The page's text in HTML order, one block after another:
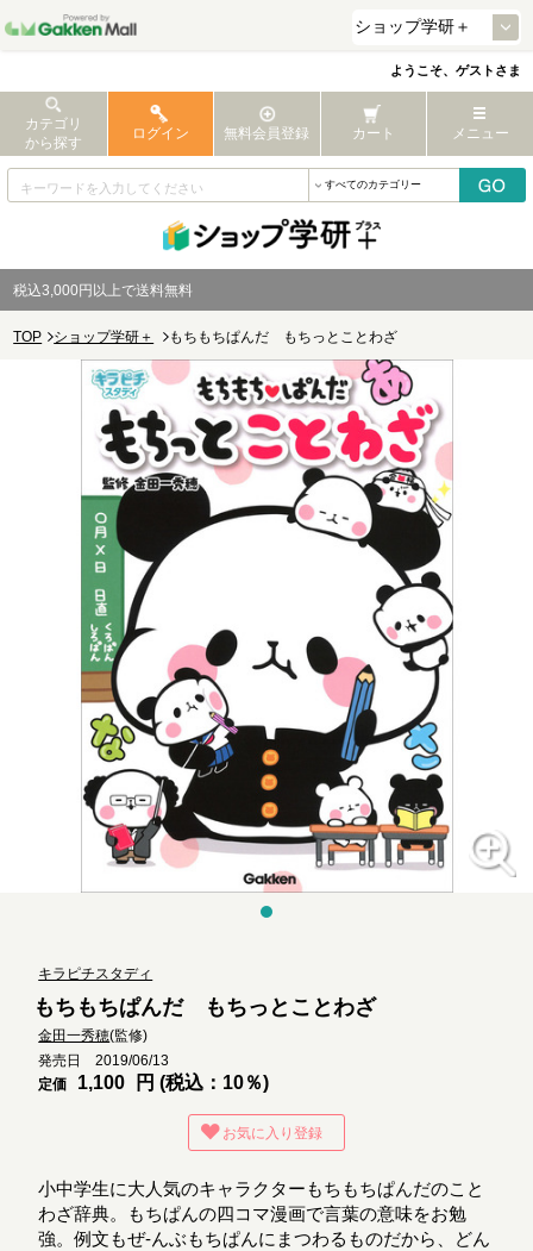
ようこそ、ゲストさま
カテゴリ
から探す
ログイン 無料会員登録 カート メニュー
税込3,000円以上で送料無料
TOP ショップ学研＋ もちもちぱんだ もちっとことわざ
キラピチスタディ
もちもちぱんだ もちっとことわざ
金田一秀穂(監修)
発売日 2019/06/13
定価
1,100 円 (税込：10％)
お気に入り登録
小中学生に大人気のキャラクターもちもちぱんだのこと
わざ辞典。もちぱんの四コマ漫画で言葉の意味をお勉
強。例文もぜ-んぶもちぱんにまつわるものだから、どん